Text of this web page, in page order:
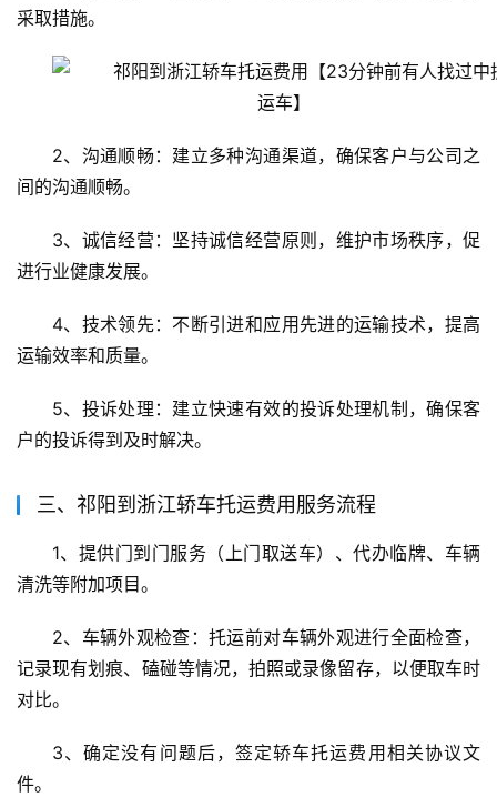
采取措施。
2、沟通顺畅：建立多种沟通渠道，确保客户与公司之
间的沟通顺畅。
3、诚信经营：坚持诚信经营原则，维护市场秩序，促
进行业健康发展。
4、技术领先：不断引进和应用先进的运输技术，提高
运输效率和质量。
5、投诉处理：建立快速有效的投诉处理机制，确保客
户的投诉得到及时解决。
三、祁阳到浙江轿车托运费用服务流程
1、提供门到门服务（上门取送车）、代办临牌、车辆
清洗等附加项目。
2、车辆外观检查：托运前对车辆外观进行全面检查，
记录现有划痕、磕碰等情况，拍照或录像留存，以便取车时
对比。
3、确定没有问题后，签定轿车托运费用相关协议文
件。